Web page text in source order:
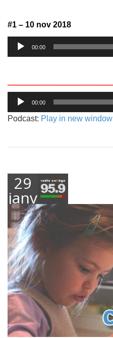
#1 – 10 nov 2018
Lecteur
audio
00:00
Lecteur
audio
00:00
Podcast: Play in new window
29
janvier
2019